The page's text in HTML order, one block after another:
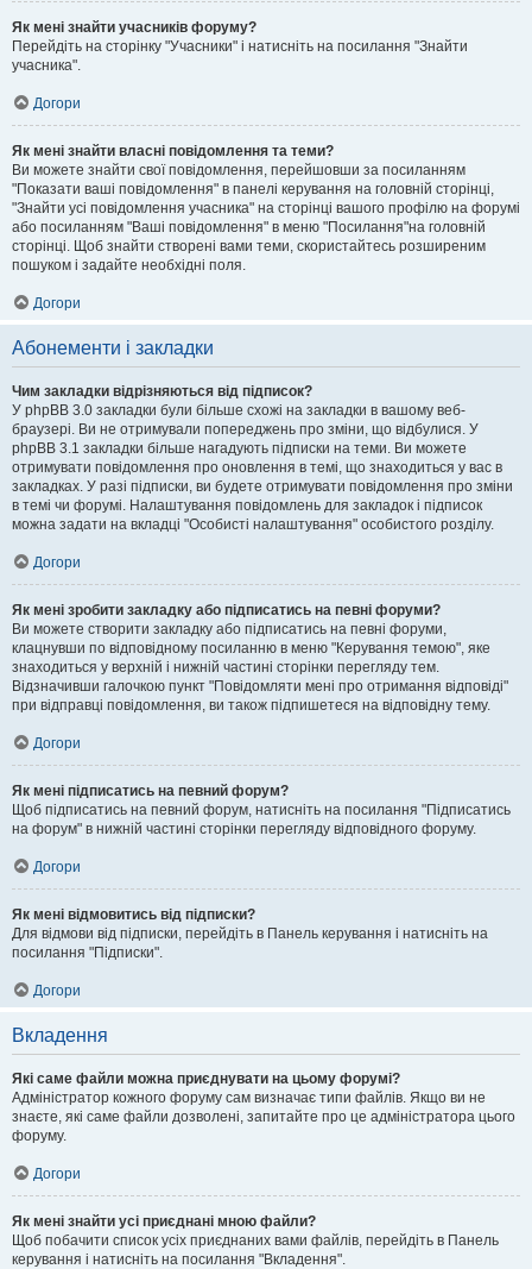
Як мені знайти учасників форуму?
Перейдіть на сторінку "Учасники" і натисніть на посилання "Знайти
учасника".
Догори
Як мені знайти власні повідомлення та теми?
Ви можете знайти свої повідомлення, перейшовши за посиланням
"Показати ваші повідомлення" в панелі керування на головній сторінці,
"Знайти усі повідомлення учасника" на сторінці вашого профілю на форумі
або посиланням "Ваші повідомлення" в меню "Посилання"на головній
сторінці. Щоб знайти створені вами теми, скористайтесь розширеним
пошуком і задайте необхідні поля.
Догори
Абонементи і закладки
Чим закладки відрізняються від підписок?
У phpBB 3.0 закладки були більше схожі на закладки в вашому веб-
браузері. Ви не отримували попереджень про зміни, що відбулися. У
phpBB 3.1 закладки більше нагадують підписки на теми. Ви можете
отримувати повідомлення про оновлення в темі, що знаходиться у вас в
закладках. У разі підписки, ви будете отримувати повідомлення про зміни
в темі чи форумі. Налаштування повідомлень для закладок і підписок
можна задати на вкладці "Особисті налаштування" особистого розділу.
Догори
Як мені зробити закладку або підписатись на певні форуми?
Ви можете створити закладку або підписатись на певні форуми,
клацнувши по відповідному посиланню в меню "Керування темою", яке
знаходиться у верхній і нижній частині сторінки перегляду тем.
Відзначивши галочкою пункт "Повідомляти мені про отримання відповіді"
при відправці повідомлення, ви також підпишетеся на відповідну тему.
Догори
Як мені підписатись на певний форум?
Щоб підписатись на певний форум, натисніть на посилання "Підписатись
на форум" в нижній частині сторінки перегляду відповідного форуму.
Догори
Як мені відмовитись від підписки?
Для відмови від підписки, перейдіть в Панель керування і натисніть на
посилання "Підписки".
Догори
Вкладення
Які саме файли можна приєднувати на цьому форумі?
Адміністратор кожного форуму сам визначає типи файлів. Якщо ви не
знаєте, які саме файли дозволені, запитайте про це адміністратора цього
форуму.
Догори
Як мені знайти усі приєднані мною файли?
Щоб побачити список усіх приєднаних вами файлів, перейдіть в Панель
керування і натисніть на посилання "Вкладення".